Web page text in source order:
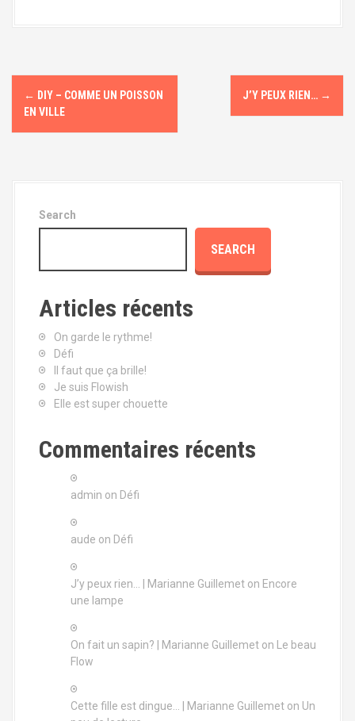
P← DIY – COMME UN POISSON
EN VILLE
J’Y PEUX RIEN… →
Search
SEARCH
Articles récents
On garde le rythme!
Défi
Il faut que ça brille!
Je suis Flowish
Elle est super chouette
Commentaires récents
admin on Défi
aude on Défi
J’y peux rien… | Marianne Guillemet on Encore
une lampe
On fait un sapin? | Marianne Guillemet on
Le beau
Flow
Cette fille est dingue… | Marianne Guillemet on Un